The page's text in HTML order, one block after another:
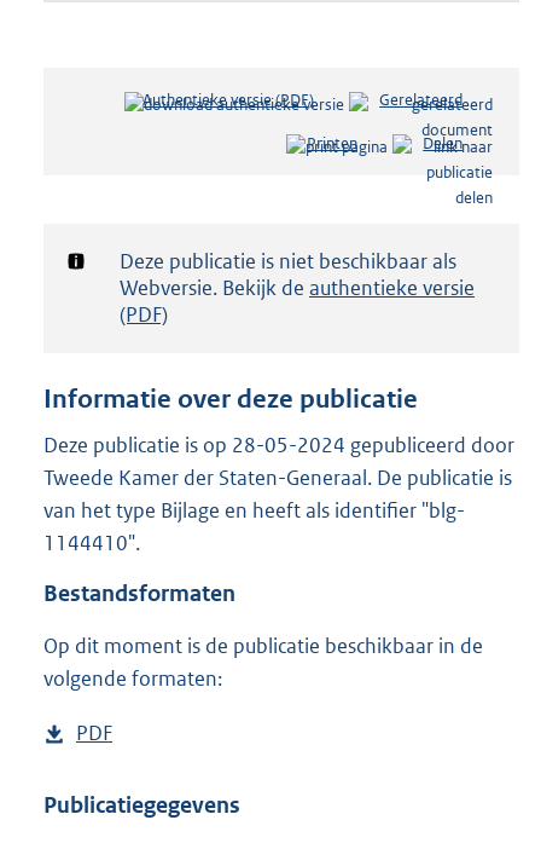
Authentieke versie (PDF)b
s
d
g
t
e
:
6
Gerelateerd
Printen Delen
Notificatie:
Deze publicatie is niet beschikbaar als
Webversie. Bekijk de authentieke versie
(PDF)
Informatie over deze publicatie
Deze publicatie is op 28-05-2024 gepubliceerd door
Tweede Kamer der Staten-Generaal. De publicatie is
van het type Bijlage en heeft als identifier "blg-
1144410".
Bestandsformaten
Op dit moment is de publicatie beschikbaar in de
volgende formaten:
D
w
PDF
s
Publicatiegegevens